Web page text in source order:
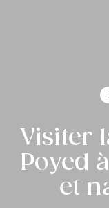
Visiter
Poyed
et